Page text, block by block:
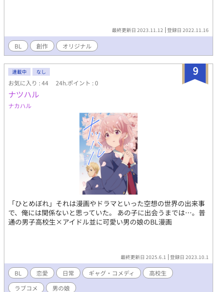
最終更新日 2023.11.12 登録日 2022.11.16
BL 創作 オリジナル
9
連載中 なし
お気に入り : 44 24h.ポイント : 0
ナツハル
ナカハル
「ひとめぼれ」それは漫画やドラマといった空想の世界の出来事
で、俺には関係ないと思っていた。 あの子に出会うまでは…。普
通の男子高校生×アイドル並に可愛い男の娘のBL漫画
最終更新日 2025.6.1 登録日 2023.10.1
BL 恋愛 日常 ギャグ・コメディ
高校生
ラブコメ
男の娘